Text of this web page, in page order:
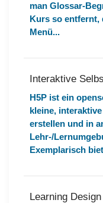
man Glossar-
Kurs so entfernt,
Menü...
Interaktive
H5P ist ein
kleine,
erstellen und in
Lehr-/
Exemplarisch
Learning